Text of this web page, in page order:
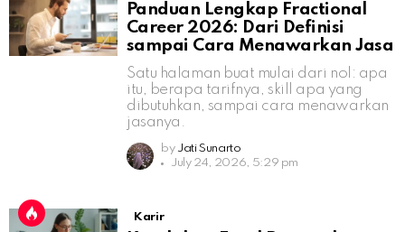
Panduan Lengkap Fractional
Career 2026: Dari Definisi
sampai Cara Menawarkan Jasa
Satu halaman buat mulai dari nol: apa
itu, berapa tarifnya, skill apa yang
dibutuhkan, sampai cara menawarkan
jasanya.
by Jati Sunarto
July 24, 2026, 5:29 pm
Karir